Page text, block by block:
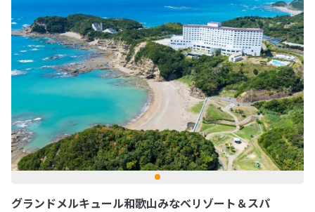
グランドメルキュール和歌山みなべリゾート＆スパ